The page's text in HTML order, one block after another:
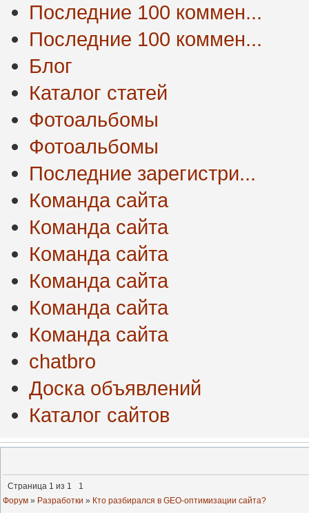
Последние 100 коммен...
Последние 100 коммен...
Блог
Каталог статей
Фотоальбомы
Фотоальбомы
Последние зарегистри...
Команда сайта
Команда сайта
Команда сайта
Команда сайта
Команда сайта
Команда сайта
chatbro
Доска объявлений
Каталог сайтов
Страница 1 из 1
1
Форум » Разработки » Кто разбирался в GEO-оптимизации сайта?